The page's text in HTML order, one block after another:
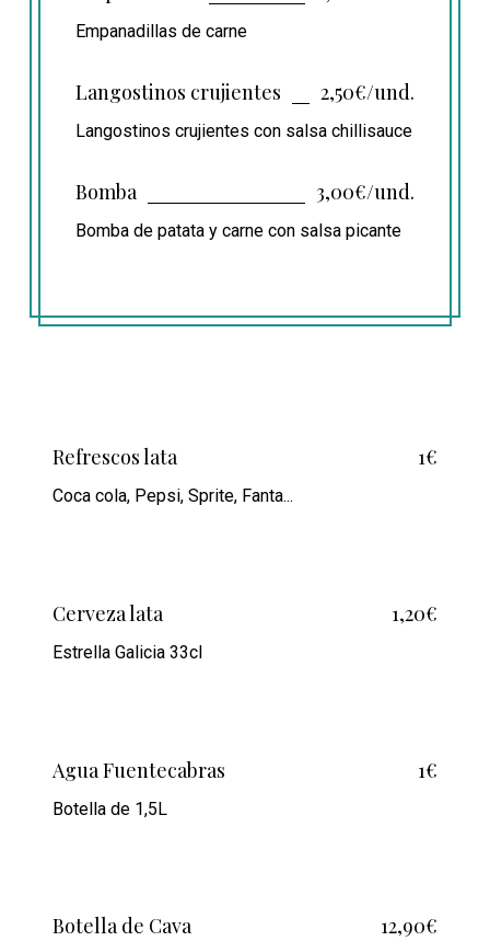
Empanadillas de carne
Langostinos crujientes 2,50€/und.
Langostinos crujientes con salsa chillisauce
Bomba 3,00€/und.
Bomba de patata y carne con salsa picante
Refrescos lata 1€
Coca cola, Pepsi, Sprite, Fanta...
Cerveza lata 1,20€
Estrella Galicia 33cl
Agua Fuentecabras 1€
Botella de 1,5L
Botella de Cava 12,90€